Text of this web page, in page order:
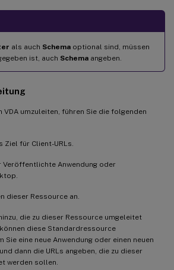
als auch Schema optional sind, müssen
ist, auch Schema angeben.
VDA umzuleiten, führen Sie die folgenden
Ziel für Client-URLs.
Veröffentlichte Anwendung oder
dieser Ressource an.
die zu dieser Ressource umgeleitet
diese Standardressource
Sie eine neue Anwendung oder einen neuen
dann die URLs angeben, die zu dieser
werden sollen.